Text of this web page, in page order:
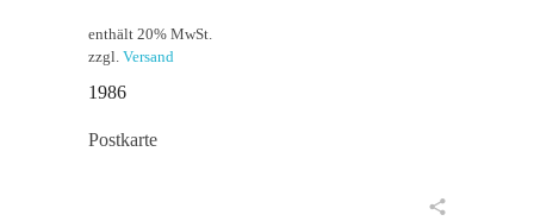
enthält 20% MwSt.
zzgl. Versand
1986
Postkarte